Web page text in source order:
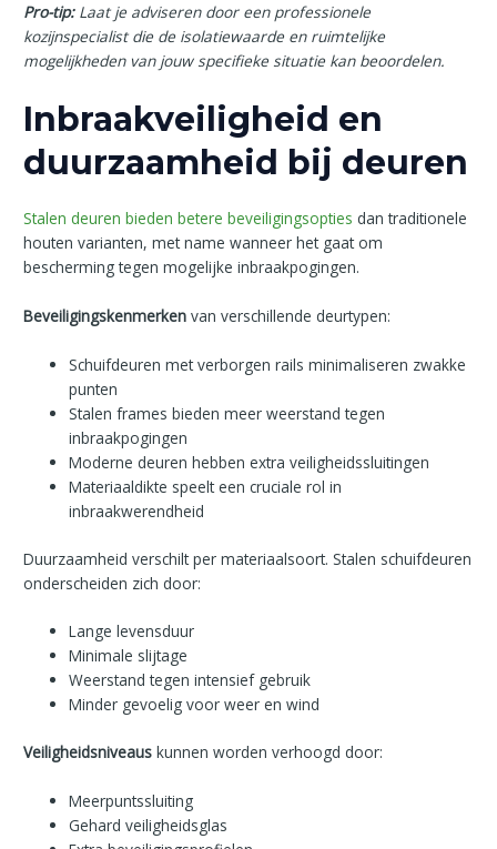
Pro-tip: Laat je adviseren door een professionele
kozijnspecialist die de isolatiewaarde en ruimtelijke
mogelijkheden van jouw specifieke situatie kan beoordelen.
Inbraakveiligheid en
duurzaamheid bij deuren
Stalen deuren bieden betere beveiligingsopties dan traditionele
houten varianten, met name wanneer het gaat om
bescherming tegen mogelijke inbraakpogingen.
Beveiligingskenmerken van verschillende deurtypen:
Schuifdeuren met verborgen rails minimaliseren zwakke
punten
Stalen frames bieden meer weerstand tegen
inbraakpogingen
Moderne deuren hebben extra veiligheidssluitingen
Materiaaldikte speelt een cruciale rol in
inbraakwerendheid
Duurzaamheid verschilt per materiaalsoort. Stalen schuifdeuren
onderscheiden zich door:
Lange levensduur
Minimale slijtage
Weerstand tegen intensief gebruik
Minder gevoelig voor weer en wind
Veiligheidsniveaus kunnen worden verhoogd door:
Meerpuntssluiting
Gehard veiligheidsglas